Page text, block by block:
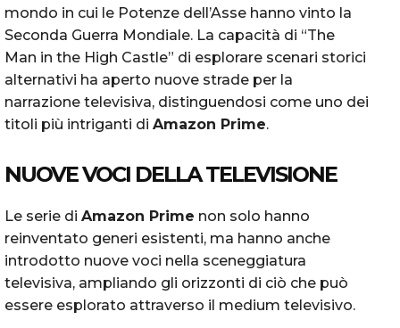
mondo in cui le Potenze dell’Asse hanno vinto la
Seconda Guerra Mondiale. La capacità di “The
Man in the High Castle” di esplorare scenari storici
alternativi ha aperto nuove strade per la
narrazione televisiva, distinguendosi come uno dei
titoli più intriganti di Amazon Prime.
NUOVE VOCI DELLA TELEVISIONE
Le serie di Amazon Prime non solo hanno
reinventato generi esistenti, ma hanno anche
introdotto nuove voci nella sceneggiatura
televisiva, ampliando gli orizzonti di ciò che può
essere esplorato attraverso il medium televisivo.